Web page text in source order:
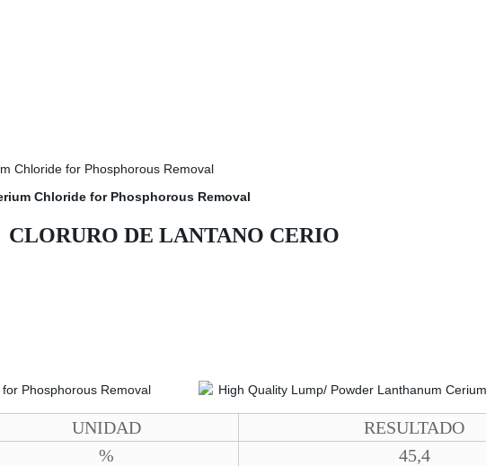
CLORURO DE LANTANO CERIO
UNIDAD
RESULTADO
%
45,4